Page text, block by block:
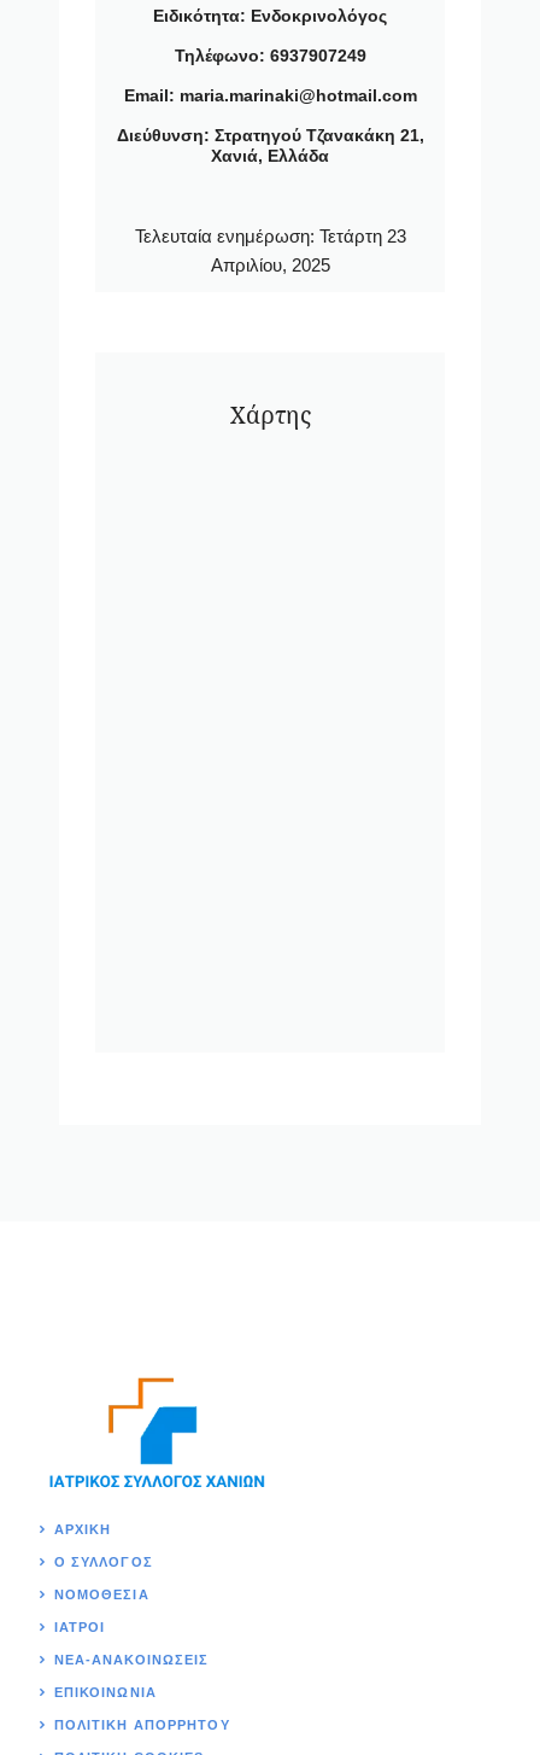
Ειδικότητα: Ενδοκρινολόγος
Τηλέφωνο: 6937907249
Email: maria.marinaki@hotmail.com
Διεύθυνση: Στρατηγού Τζανακάκη 21,
Χανιά, Ελλάδα
Τελευταία ενημέρωση: Τετάρτη 23
Απριλίου, 2025
Χάρτης
ΑΡΧΙΚΉ
Ο ΣΥΛΛΟΓΟΣ
ΝΟΜΟΘΕΣΊΑ
ΙΑΤΡΟΙ
ΝΕΑ-ΑΝΑΚΟΙΝΩΣΕΙΣ
ΕΠΙΚΟΙΝΩΝΊΑ
ΠΟΛΙΤΙΚΉ ΑΠΟΡΡΗΤΟΥ